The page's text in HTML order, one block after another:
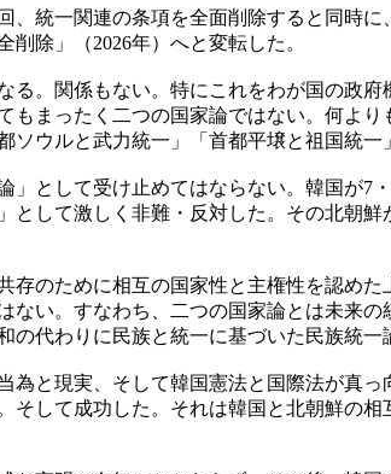
統一関連の条項を全面削除すると同時
除」（2026年）へと変転した。
る。関係もない。特にこれをわが国の政
まったく二つの国家論ではない。何よ
ウルと武力統一」「首都平壌と祖国統一
として受け止めてはならない。韓国が
して激しく非難・反対した。その北朝
のために相互の国家性と主権性を認め
ない。すなわち、二つの国家論とは未来
代わりに民族と統一に基づいた民族統
為と現実、そして韓国憲法と国際法が真
そして成功した。それは韓国と北朝鮮の